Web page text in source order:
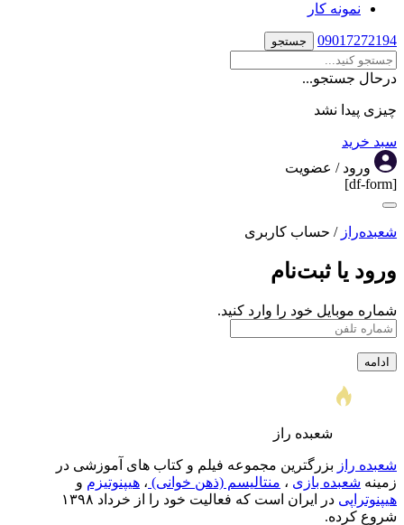
نمونه کار
09017272194 جستجو
درحال جستجو...
چیزی پیدا نشد
سبد خرید
ورود / عضویت
[df-form]
شعبده‌راز / حساب کاربری
ورود یا ثبت‌نام
شماره موبایل خود را وارد کنید.
شعبده راز
شعبده راز بزرگترین مجموعه فیلم و کتاب های آموزشی در
‌زمینه شعبده بازی ، منتالیسم (ذهن خوانی) ، هیپنوتیزم و‌
هیپنوتراپی
در ایران است که فعالیت خود را از خرداد ۱۳۹۸
شروع کرده.